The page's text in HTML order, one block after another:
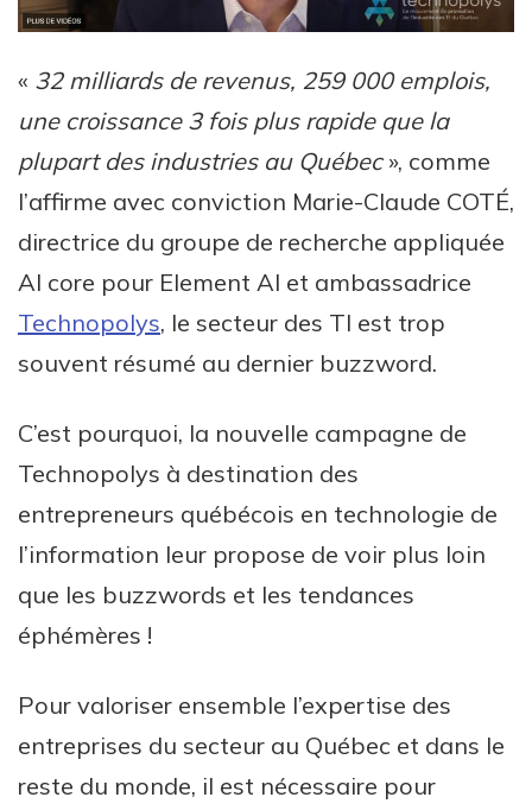
« 32 milliards de revenus, 259 000 emplois,
une croissance 3 fois plus rapide que la
plupart des industries au Québec», comme
l’affirme avec conviction Marie-Claude COTÉ,
directrice du groupe de recherche appliquée
AI core pour Element AI et ambassadrice
Technopolys, le secteur des TI est trop
souvent résumé au dernier buzzword.
C’est pourquoi, la nouvelle campagne de
Technopolys à destination des
entrepreneurs québécois en technologie de
l’information leur propose de voir plus loin
que les buzzwords et les tendances
éphémères !
Pour valoriser ensemble l’expertise des
entreprises du secteur au Québec et dans le
reste du monde, il est nécessaire pour